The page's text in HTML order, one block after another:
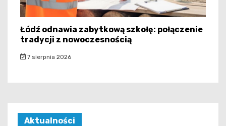
Łódź odnawia zabytkową szkołę: połączenie
tradycji z nowoczesnością
7 sierpnia 2026
Aktualności